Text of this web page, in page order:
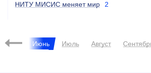
НИТУ МИСИС меняет мир 2
Май Июнь Июль Август